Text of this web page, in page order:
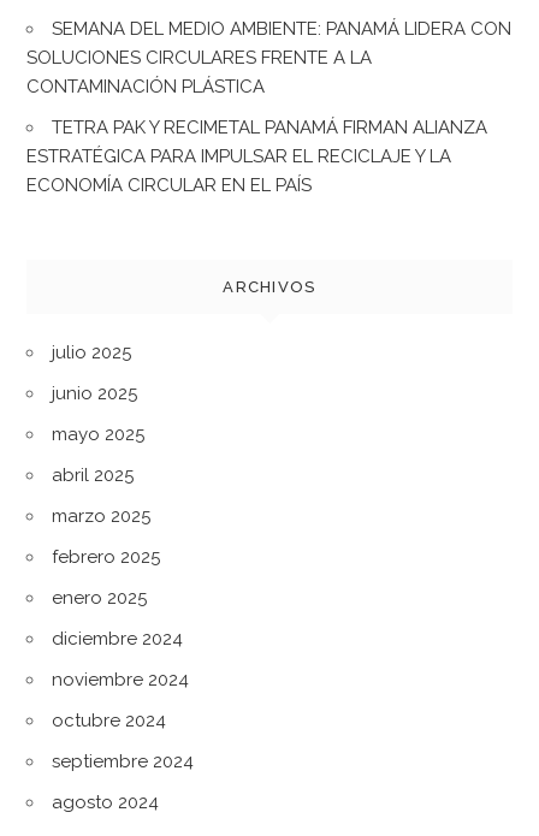
SEMANA DEL MEDIO AMBIENTE: PANAMÁ LIDERA CON
SOLUCIONES CIRCULARES FRENTE A LA
CONTAMINACIÓN PLÁSTICA
TETRA PAK Y RECIMETAL PANAMÁ FIRMAN ALIANZA
ESTRATÉGICA PARA IMPULSAR EL RECICLAJE Y LA
ECONOMÍA CIRCULAR EN EL PAÍS
ARCHIVOS
julio 2025
junio 2025
mayo 2025
abril 2025
marzo 2025
febrero 2025
enero 2025
diciembre 2024
noviembre 2024
octubre 2024
septiembre 2024
agosto 2024